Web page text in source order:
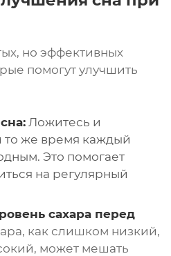
но эффективных
помогут улучшить
Ложитесь и
то же время каждый
Это помогает
на регулярный
сахара перед
как слишком низкий,
может мешать